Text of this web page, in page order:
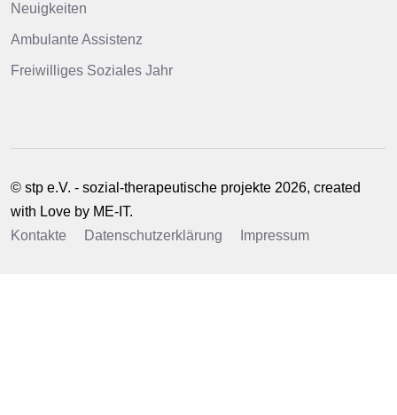
Neuigkeiten
Ambulante Assistenz
Freiwilliges Soziales Jahr
© stp e.V. - sozial-therapeutische projekte 2026, created
with Love by ME-IT.
Kontakte
Datenschutzerklärung Impressum